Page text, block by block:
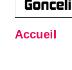
Accueil